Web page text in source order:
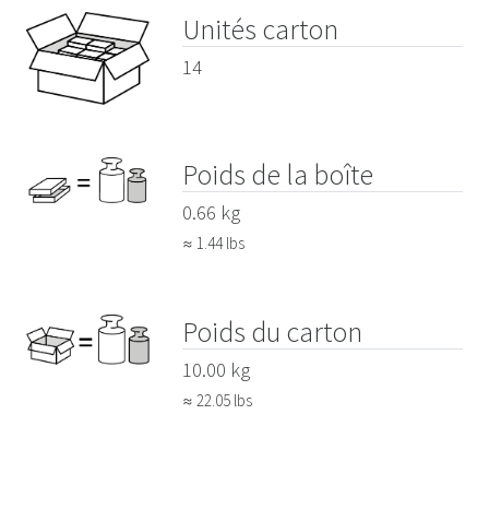
Unités carton
14
Poids de la boîte
0.66 kg
≈ 1.44 lbs
Poids du carton
10.00 kg
≈ 22.05 lbs